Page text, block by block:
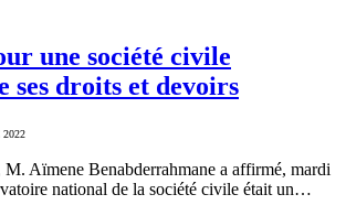
une société civile
ses droits et devoirs
2022
Aïmene Benabderrahmane a affirmé, mardi
national de la société civile était un…